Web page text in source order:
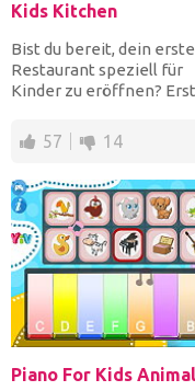
Kids Kitchen
Bist du bereit, dein
Restaurant speziell für
Kinder zu eröffnen?
57 14